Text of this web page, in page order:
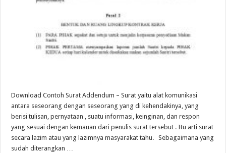
Download Contoh Surat Addendum – Surat yaitu alat komunikasi
antara seseorang dengan seseorang yang di kehendakinya, yang
berisi tulisan, pernyataan , suatu informasi, keinginan, dan respon
yang sesuai dengan kemauan dari penulis surat tersebut . Itu arti surat
secara lazim atau yang lazimnya masyarakat tahu. Sebagaimana yang
sudah diterangkan …